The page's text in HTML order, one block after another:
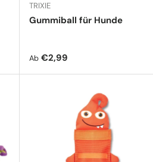
TRIXIE
Gummiball für Hunde
Normaler Preis
Ab €2,99